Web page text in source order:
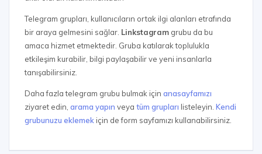
Telegram grupları, kullanıcıların ortak ilgi alanları etrafında
bir araya gelmesini sağlar. Linkstagram grubu da bu
amaca hizmet etmektedir. Gruba katılarak toplulukla
etkileşim kurabilir, bilgi paylaşabilir ve yeni insanlarla
tanışabilirsiniz.
Daha fazla telegram grubu bulmak için anasayfamızı
ziyaret edin, arama yapın veya tüm grupları listeleyin. Kendi
grubunuzu eklemek için de form sayfamızı kullanabilirsiniz.